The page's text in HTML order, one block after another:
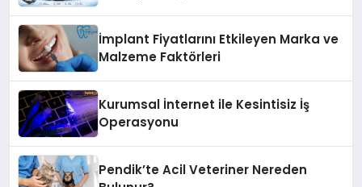
İmplant Fiyatlarını Etkileyen Marka ve
Malzeme Faktörleri
Kurumsal İnternet ile Kesintisiz İş
Operasyonu
Pendik’te Acil Veteriner Nereden